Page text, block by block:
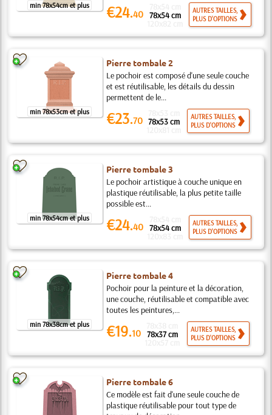
min 78x54cm et plus €24.40 78x54 cm
AUTRES TAILLES,
PLUS D'OPTIONS
min 78x53cm et plus
Pierre tombale 2
Le pochoir est composé d'une seule couche
et est réutilisable, les détails du dessin
permettent de le...
€23.70 78x53 cm
AUTRES TAILLES,
PLUS D'OPTIONS
min 78x54cm et plus
Pierre tombale 3
Le pochoir artistique à couche unique en
plastique réutilisable, la plus petite taille
possible est...
€24.40 78x54 cm
AUTRES TAILLES,
PLUS D'OPTIONS
min 78x38cm et plus
Pierre tombale 4
Pochoir pour la peinture et la décoration,
une couche, réutilisable et compatible avec
toutes les peintures,...
€19.10 78x37 cm
AUTRES TAILLES,
PLUS D'OPTIONS
Pierre tombale 6
Ce modèle est fait d'une seule couche de
plastique réutilisable pour tout type de